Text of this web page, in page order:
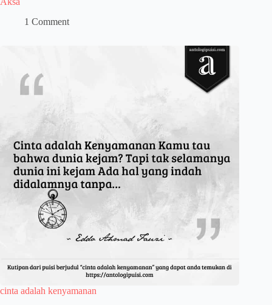
1 Comment
cinta adalah kenyamanan